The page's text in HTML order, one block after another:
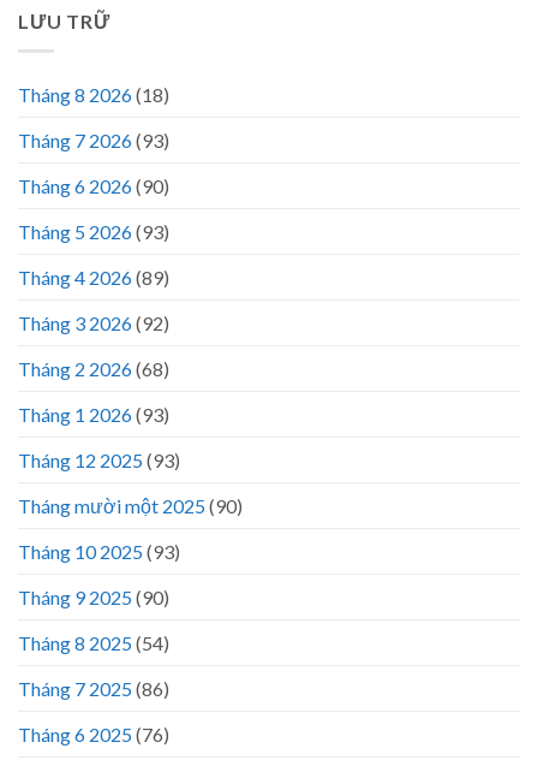
LƯU TRỮ
Tháng 8 2026(18)
Tháng 7 2026(93)
Tháng 6 2026(90)
Tháng 5 2026(93)
Tháng 4 2026(89)
Tháng 3 2026(92)
Tháng 2 2026(68)
Tháng 1 2026(93)
Tháng 12 2025(93)
Tháng mười một 2025(90)
Tháng 10 2025(93)
Tháng 9 2025(90)
Tháng 8 2025(54)
Tháng 7 2025(86)
Tháng 6 2025(76)